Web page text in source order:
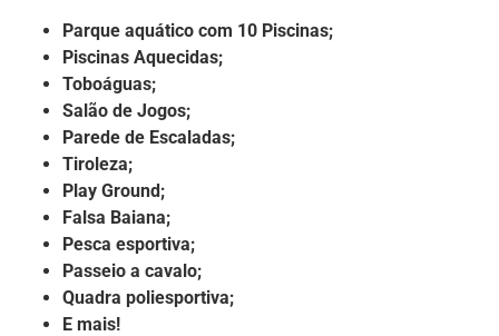
Parque aquático com 10 Piscinas;
Piscinas Aquecidas;
Toboáguas;
Salão de Jogos;
Parede de Escaladas;
Tiroleza;
Play Ground;
Falsa Baiana;
Pesca esportiva;
Passeio a cavalo;
Quadra poliesportiva;
E mais!